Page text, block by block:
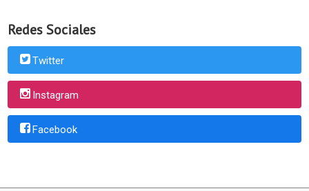
Redes Sociales
Twitter
Instagram
Facebook